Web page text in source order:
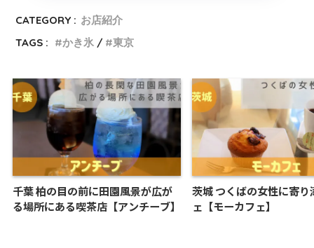
CATEGORY : お店紹介
TAGS :
かき氷 東京
千葉 柏の目の前に田園風景が広が
る場所にある喫茶店【アンチーブ】
茨城 つくばの女性に寄り
ェ【モーカフェ】